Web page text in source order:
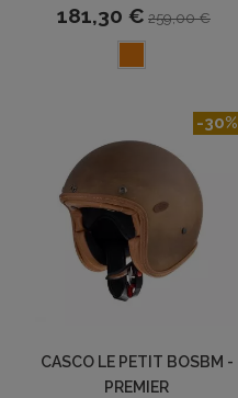
181,30 € 259,00 €
CASCO LE PETIT BOSBM -
PREMIER
-30%